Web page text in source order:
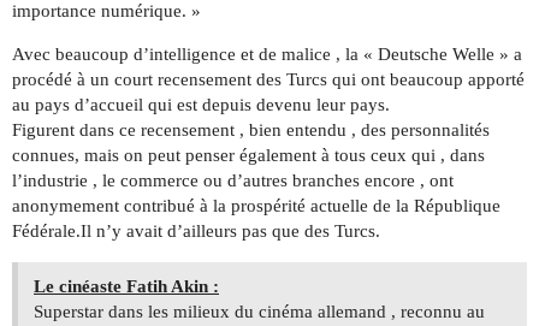
importance numérique. »
Avec beaucoup d’intelligence et de malice , la « Deutsche Welle » a
procédé à un court recensement des Turcs qui ont beaucoup apporté
au pays d’accueil qui est depuis devenu leur pays.
Figurent dans ce recensement , bien entendu , des personnalités
connues, mais on peut penser également à tous ceux qui , dans
l’industrie , le commerce ou d’autres branches encore , ont
anonymement contribué à la prospérité actuelle de la République
Fédérale.Il n’y avait d’ailleurs pas que des Turcs.
Le cinéaste Fatih Akin :
Superstar dans les milieux du cinéma allemand , reconnu au